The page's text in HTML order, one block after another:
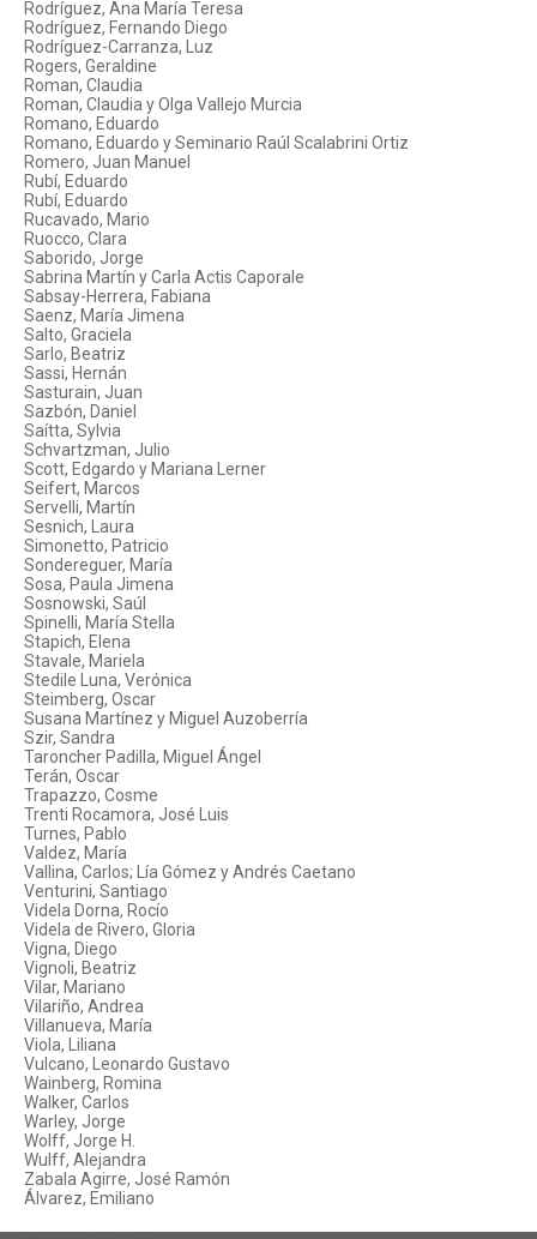
Rodríguez, Ana María Teresa
Rodríguez, Fernando Diego
Rodríguez-Carranza, Luz
Rogers, Geraldine
Roman, Claudia
Roman, Claudia y Olga Vallejo Murcia
Romano, Eduardo
Romano, Eduardo y Seminario Raúl Scalabrini Ortiz
Romero, Juan Manuel
Rubí, Eduardo
Rubí, Eduardo
Rucavado, Mario
Ruocco, Clara
Saborido, Jorge
Sabrina Martín y Carla Actis Caporale
Sabsay-Herrera, Fabiana
Saenz, María Jimena
Salto, Graciela
Sarlo, Beatriz
Sassi, Hernán
Sasturain, Juan
Sazbón, Daniel
Saítta, Sylvia
Schvartzman, Julio
Scott, Edgardo y Mariana Lerner
Seifert, Marcos
Servelli, Martín
Sesnich, Laura
Simonetto, Patricio
Sondereguer, María
Sosa, Paula Jimena
Sosnowski, Saúl
Spinelli, María Stella
Stapich, Elena
Stavale, Mariela
Stedile Luna, Verónica
Steimberg, Oscar
Susana Martínez y Miguel Auzoberría
Szir, Sandra
Taroncher Padilla, Miguel Ángel
Terán, Oscar
Trapazzo, Cosme
Trenti Rocamora, José Luis
Turnes, Pablo
Valdez, María
Vallina, Carlos; Lía Gómez y Andrés Caetano
Venturini, Santiago
Videla Dorna, Rocío
Videla de Rivero, Gloria
Vigna, Diego
Vignoli, Beatriz
Vilar, Mariano
Vilariño, Andrea
Villanueva, María
Viola, Liliana
Vulcano, Leonardo Gustavo
Wainberg, Romina
Walker, Carlos
Warley, Jorge
Wolff, Jorge H.
Wulff, Alejandra
Zabala Agirre, José Ramón
Álvarez, Emiliano